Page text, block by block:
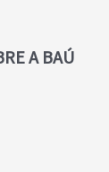
A BAÚ